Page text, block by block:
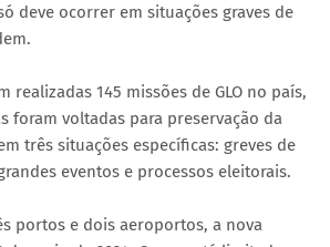
deve ocorrer em situações graves de
realizadas 145 missões de GLO no país,
foram voltadas para preservação da
três situações específicas: greves de
eventos e processos eleitorais.
portos e dois aeroportos, a nova